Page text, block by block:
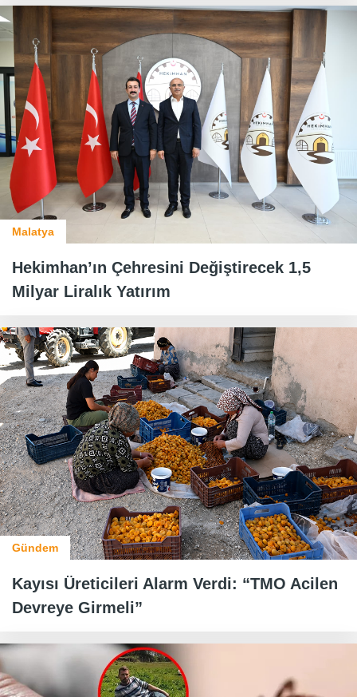
Malatya
Hekimhan’ın Çehresini Değiştirecek 1,5
Milyar Liralık Yatırım
Gündem
Kayısı Üreticileri Alarm Verdi: “TMO Acilen
Devreye Girmeli”